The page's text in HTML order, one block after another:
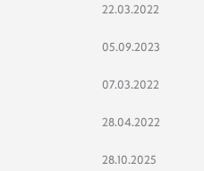
22.03.2022
05.09.2023
07.03.2022
28.04.2022
28.10.2025